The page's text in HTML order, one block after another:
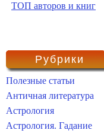
ТОП авторов и книг
Рубрики
Полезные статьи
Античная литература
Астрология
Астрология. Гадание